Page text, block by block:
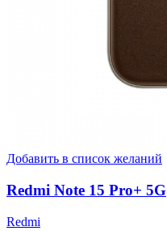
Добавить в список желаний
Redmi Note 15 Pro+ 5G
Redmi